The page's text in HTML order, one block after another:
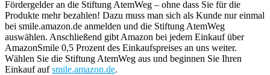
Fördergelder an die Stiftung AtemWeg – ohne dass Sie für die
Produkte mehr bezahlen! Dazu muss man sich als Kunde nur einmal
bei smile.amazon.de anmelden und die Stiftung AtemWeg
auswählen. Anschließend gibt Amazon bei jedem Einkauf über
AmazonSmile 0,5 Prozent des Einkaufspreises an uns weiter.
Wählen Sie die Stiftung AtemWeg aus und beginnen Sie Ihren
Einkauf aufsmile.amazon.de.